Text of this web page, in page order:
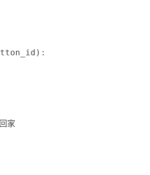
) :
家